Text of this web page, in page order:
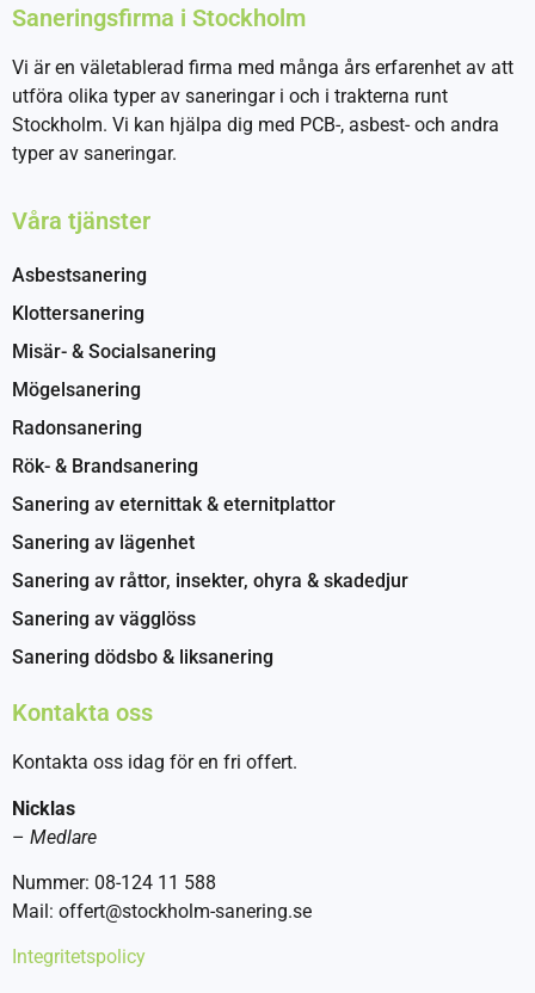
Saneringsfirma i Stockholm
Vi är en väletablerad firma med många års erfarenhet av att
utföra olika typer av saneringar i och i trakterna runt
Stockholm. Vi kan hjälpa dig med PCB-, asbest- och andra
typer av saneringar.
Våra tjänster
Asbestsanering
Klottersanering
Misär- & Socialsanering
Mögelsanering
Radonsanering
Rök- & Brandsanering
Sanering av eternittak & eternitplattor
Sanering av lägenhet
Sanering av råttor, insekter, ohyra & skadedjur
Sanering av vägglöss
Sanering dödsbo & liksanering
Kontakta oss
Kontakta oss idag för en fri offert.
Nicklas
– Medlare
Nummer: 08-124 11 588
Mail: offert@stockholm-sanering.se
Integritetspolicy